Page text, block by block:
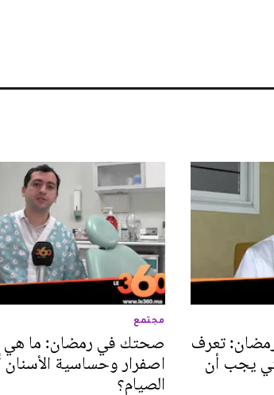
تعرف
يجب أن
مجتمع
صحتك في رمضان: ما هي
اصفرار وحساسية الأسنان
الصيام؟